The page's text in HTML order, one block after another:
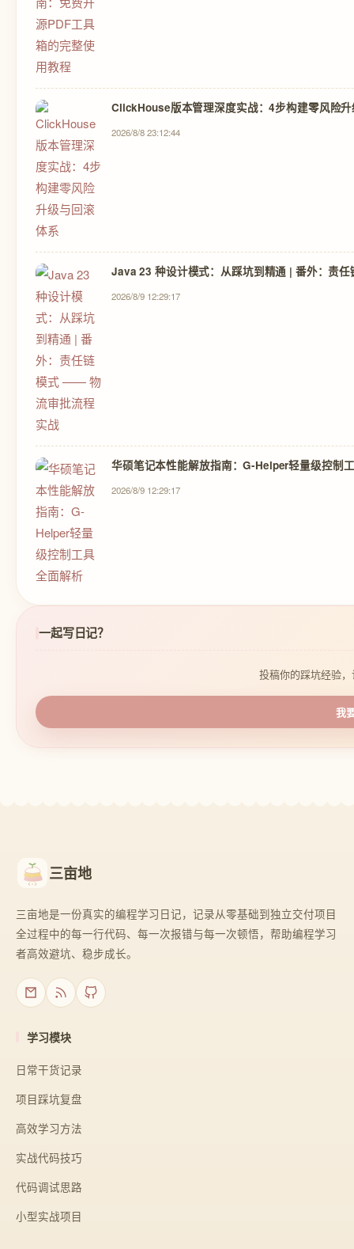
ClickHouse版本管理深度实战：4步构建零风险
2026/8/8 23:12:44
Java 23 种设计模式：从踩坑到精通 | 番外：责
2026/8/9 12:29:17
华硕笔记本性能解放指南：G-Helper轻量级控制
2026/8/9 12:29:17
一起写日记？
投稿你的踩坑经验
我
三亩地
三亩地是一份真实的编程学习日记，记录从零基础到独立交付项目
全过程中的每一行代码、每一次报错与每一次顿悟，帮助编程学习
者高效避坑、稳步成长。
学习模块
日常干货记录
项目踩坑复盘
高效学习方法
实战代码技巧
代码调试思路
小型实战项目